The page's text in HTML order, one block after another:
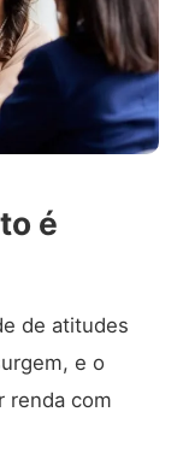
é
de atitudes
e o
renda com